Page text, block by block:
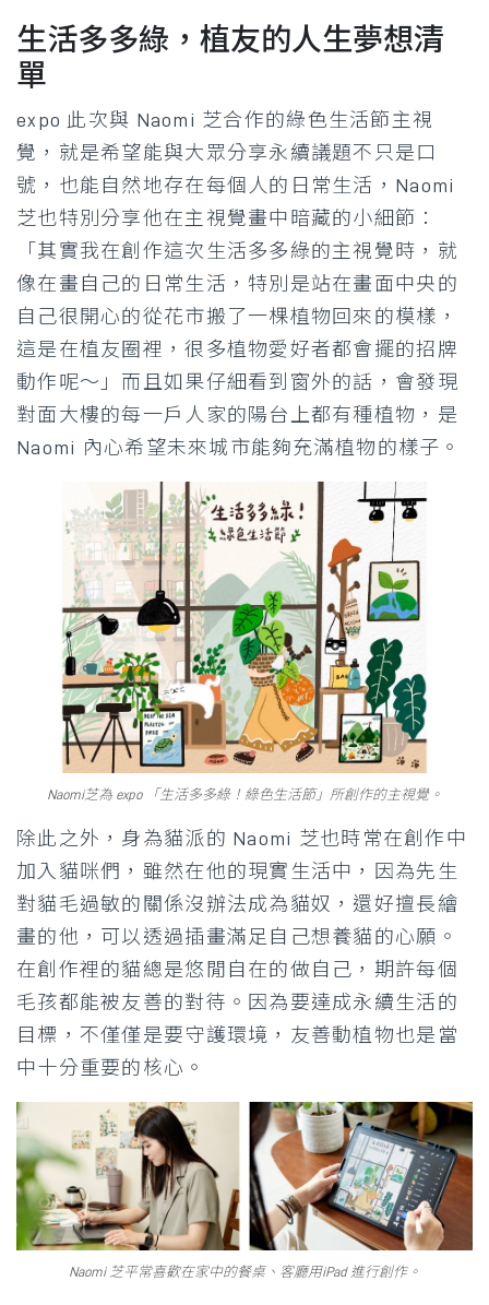
生活多多綠，植友的人生夢想清
單
expo 此次與 Naomi 芝合作的綠色生活節主視
覺，就是希望能與大眾分享永續議題不只是口
號，也能自然地存在每個人的日常生活，Naomi
芝也特別分享他在主視覺畫中暗藏的小細節：
「其實我在創作這次生活多多綠的主視覺時，就
像在畫自己的日常生活，特別是站在畫面中央的
自己很開心的從花市搬了一棵植物回來的模樣，
這是在植友圈裡，很多植物愛好者都會擺的招牌
動作呢～」而且如果仔細看到窗外的話，會發現
對面大樓的每一戶人家的陽台上都有種植物，是
Naomi 內心希望未來城市能夠充滿植物的樣子。
Naomi芝為 expo 「生活多多綠！綠色生活節」所創作的主視覺。
除此之外，身為貓派的 Naomi 芝也時常在創作中
加入貓咪們，雖然在他的現實生活中，因為先生
對貓毛過敏的關係沒辦法成為貓奴，還好擅長繪
畫的他，可以透過插畫滿足自己想養貓的心願。
在創作裡的貓總是悠閒自在的做自己，期許每個
毛孩都能被友善的對待。因為要達成永續生活的
目標，不僅僅是要守護環境，友善動植物也是當
中十分重要的核心。
Naomi 芝平常喜歡在家中的餐桌、客廳用iPad 進行創作。